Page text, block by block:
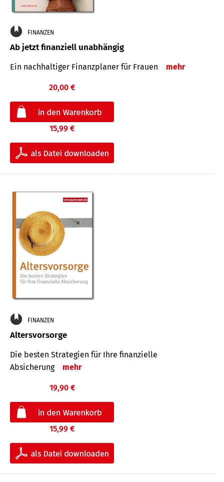
FINANZEN
Ab jetzt finanziell unabhängig
Ein nachhaltiger Finanzplaner für Frauen mehr
20,00 €
15,99 €
FINANZEN
Altersvorsorge
Die besten Strategien für Ihre finanzielle
Absicherung
mehr
19,90 €
15,99 €